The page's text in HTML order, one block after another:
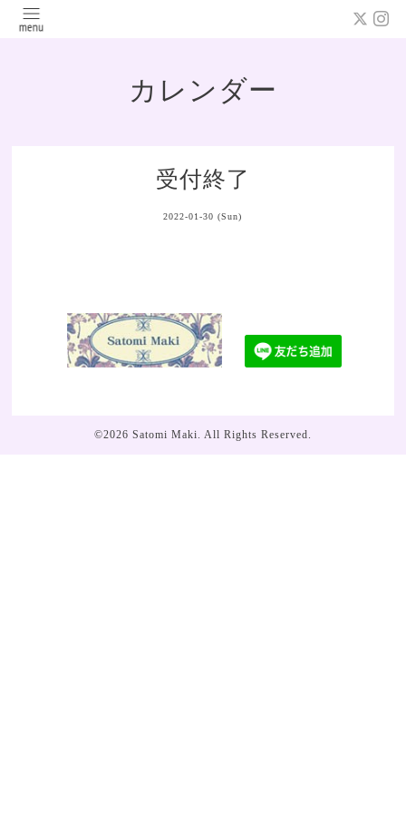
カレンダー
受付終了
2022-01-30 (Sun)
©2026 Satomi Maki. All Rights Reserved.